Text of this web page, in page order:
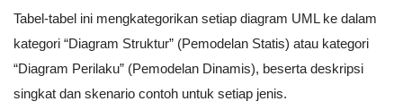
Tabel-tabel ini mengkategorikan setiap diagram UML ke dalam
kategori “Diagram Struktur” (Pemodelan Statis) atau kategori
“Diagram Perilaku” (Pemodelan Dinamis), beserta deskripsi
singkat dan skenario contoh untuk setiap jenis.